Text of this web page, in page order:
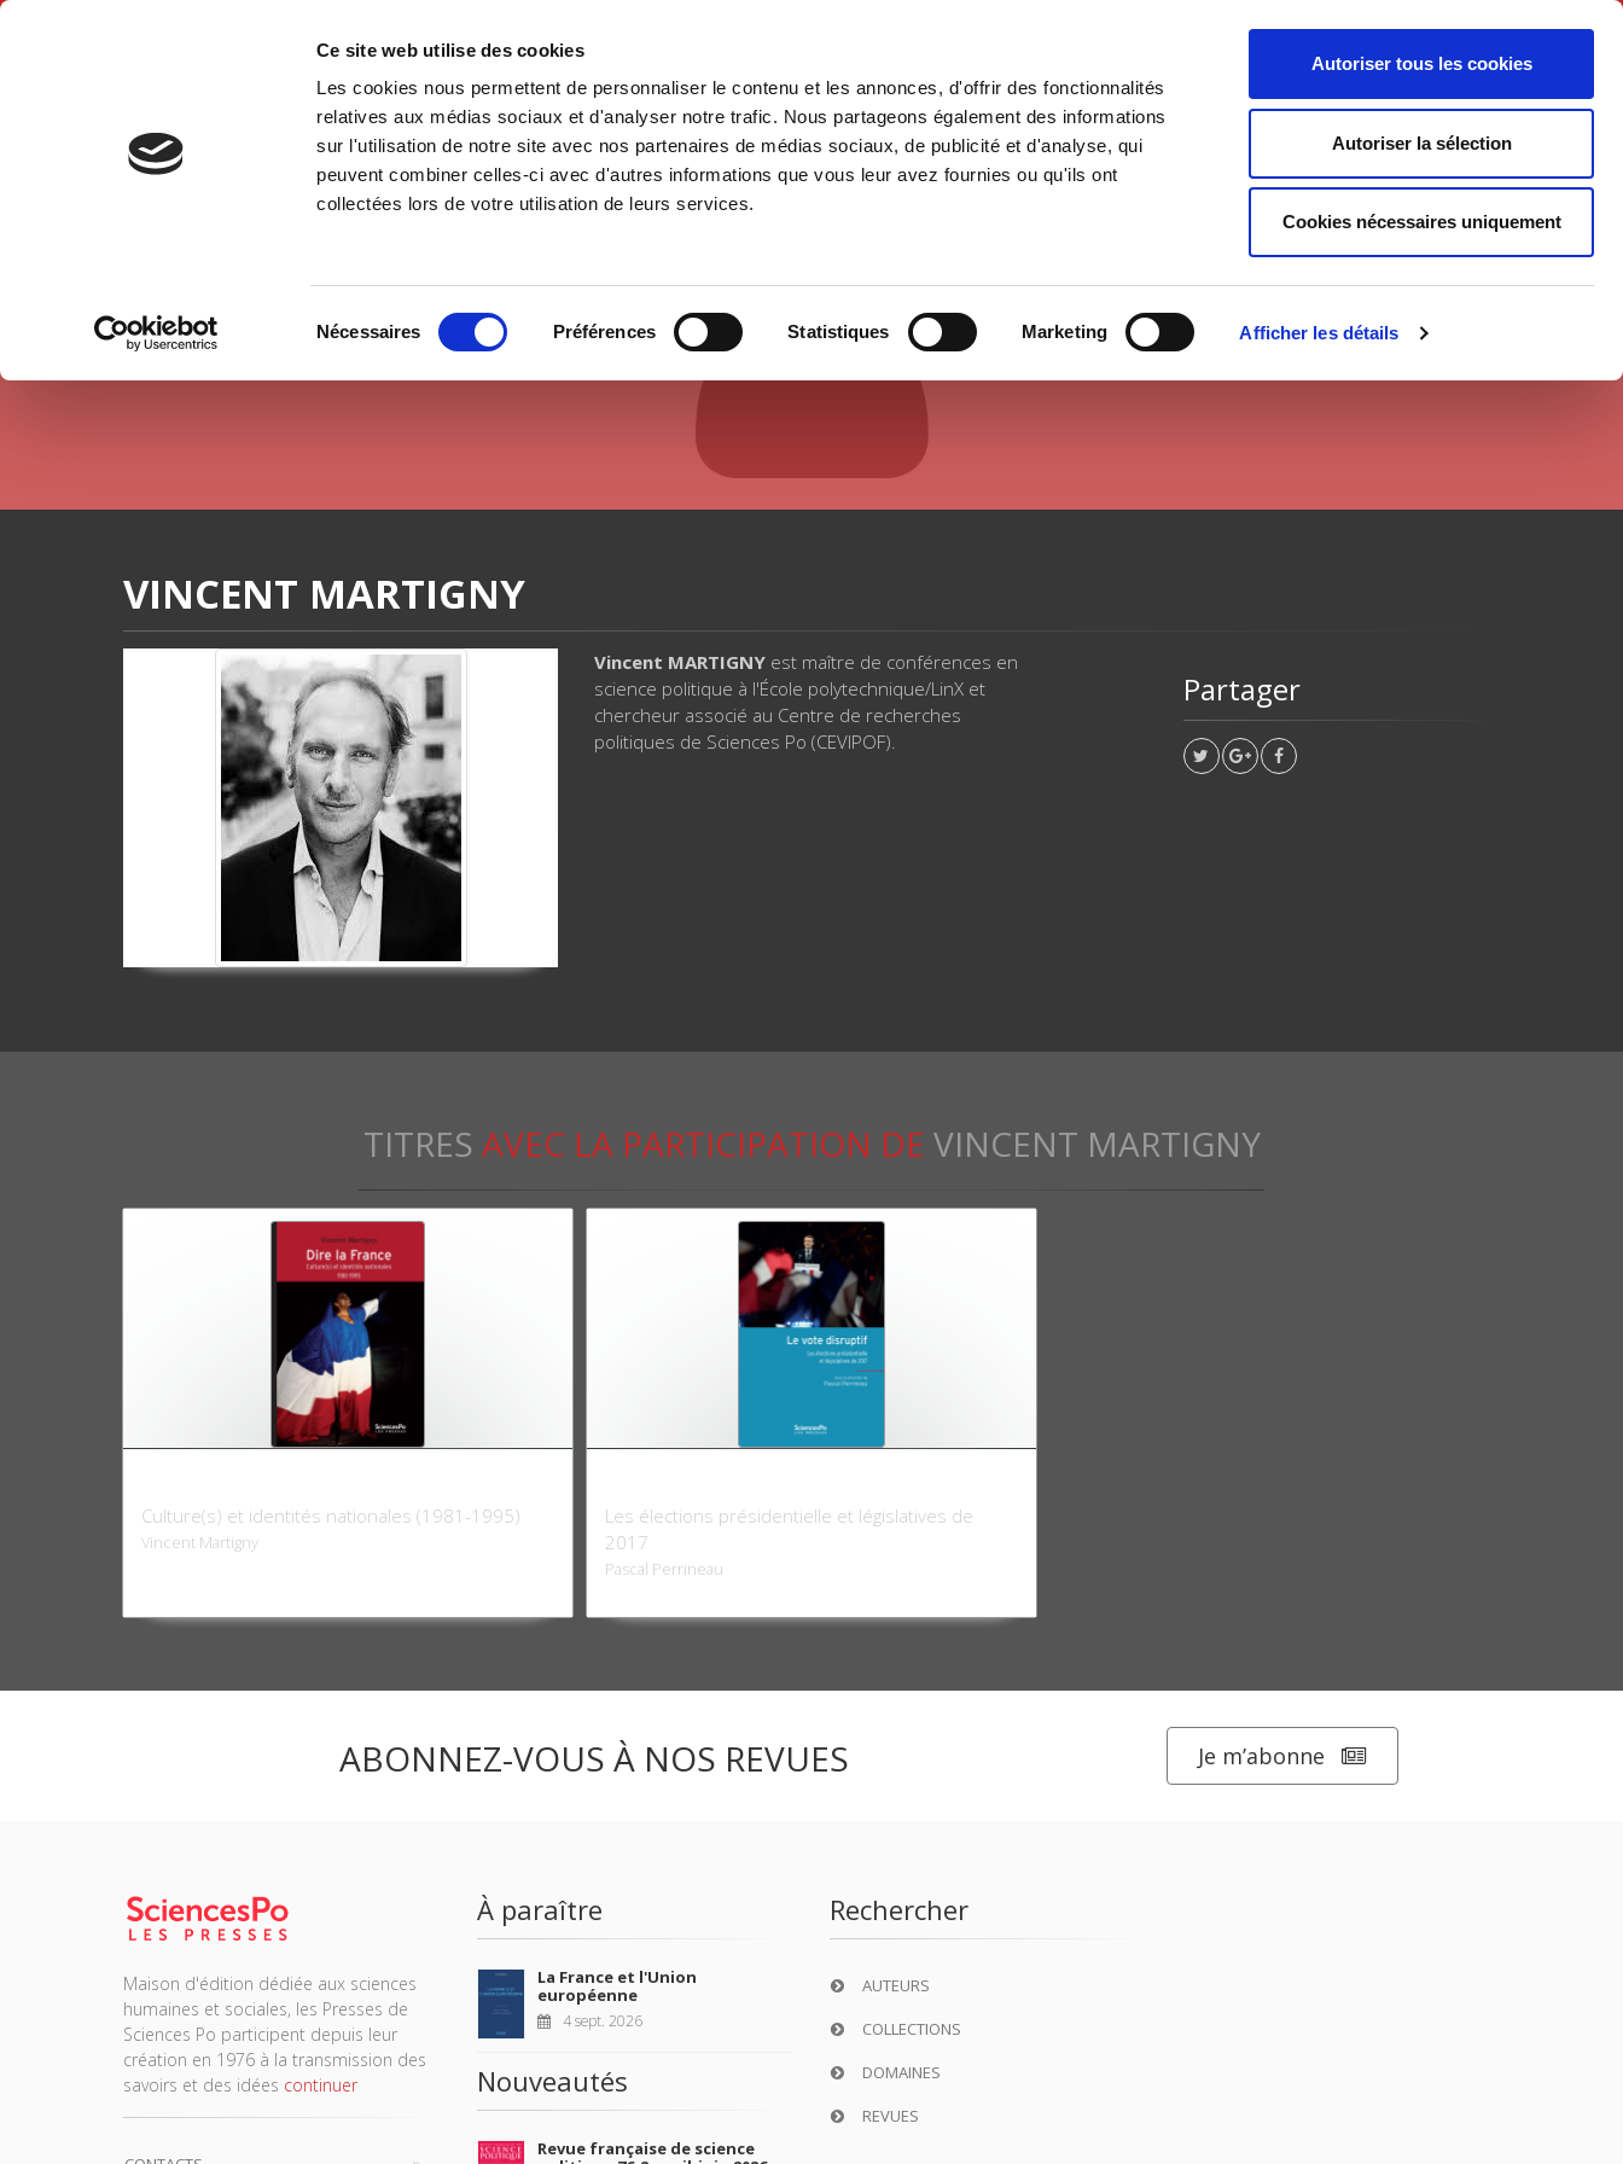
Ce site web utilise des cookies
Les cookies nous permettent de personnaliser le contenu et les annonces, d'offrir des fonctionnalités
relatives aux médias sociaux et d'analyser notre trafic. Nous partageons également des informations
sur l'utilisation de notre site avec nos partenaires de médias sociaux, de publicité et d'analyse, qui
peuvent combiner celles-ci avec d'autres informations que vous leur avez fournies ou qu'ils ont
collectées lors de votre utilisation de leurs services.
Nécessaires Préférences Statistiques Marketing Afficher les détails
Autoriser tous les cookies
Autoriser la sélection
Cookies nécessaires uniquement
Français
Accueil Environnement Histoire International Politique Société
Accueil Vincent Martigny
AUTEURS ET CONTRIBUTEURS
VINCENT MARTIGNY
Vincent MARTIGNY est maître de conférences en
science politique à l'École polytechnique/LinX et
chercheur associé au Centre de recherches
politiques de Sciences Po (CEVIPOF).
Partager
TITRES AVEC LA PARTICIPATION DE VINCENT MARTIGNY
Culture(s) et identités nationales (1981-1995)
Vincent Martigny
Les élections présidentielle et législatives de
2017
Pascal Perrineau
ABONNEZ-VOUS À NOS REVUES Je m’abonne
Maison d'édition dédiée aux sciences
humaines et sociales, les Presses de
Sciences Po participent depuis leur
création en 1976 à la transmission des
savoirs et des idées continuer
À paraître
La France et l'Union
européenne
4 sept. 2026
Nouveautés
Revue française de science
Rechercher
AUTEURS
COLLECTIONS
DOMAINES
REVUES